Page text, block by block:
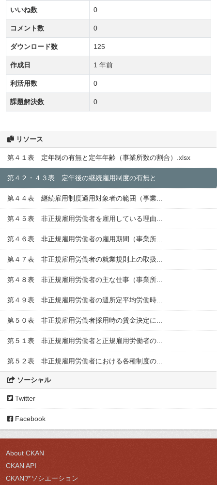
リソース
第４１表 定年制の有無と定年年齢（事業所数の割合）.xlsx
第４２・４３表 定年後の継続雇用制度の有無と...
第４４表 継続雇用制度適用対象者の範囲（事業...
第４５表 非正規雇用労働者を雇用している理由...
第４６表 非正規雇用労働者の雇用期間（事業所...
第４７表 非正規雇用労働者の就業規則上の取扱...
第４８表 非正規雇用労働者の主な仕事（事業所...
第４９表 非正規雇用労働者の週所定平均労働時...
第５０表 非正規雇用労働者採用時の賃金決定に...
第５１表 非正規雇用労働者と正規雇用労働者の...
第５２表 非正規雇用労働者における各種制度の...
ソーシャル
Twitter
Facebook
いいね数 0
コメント数 0
ダウンロード数 125
作成日 1 年前
利活用数 0
課題解決数 0
About CKAN
CKAN API
CKANアソシエーション